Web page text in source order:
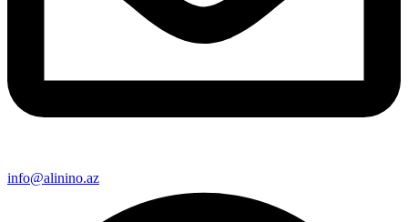
info@alinino.az